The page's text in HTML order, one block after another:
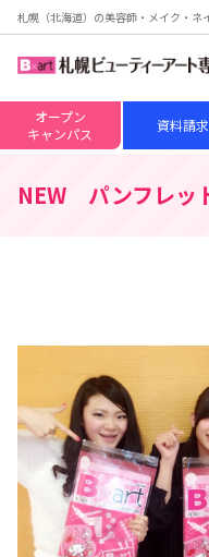
札幌（北海道）の美容師・メイク・ネ
オープン
キャンパス
資料請求
NEW パンフレッ